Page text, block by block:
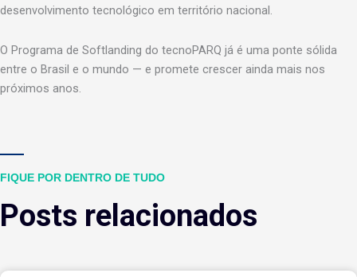
desenvolvimento tecnológico em território nacional.
O Programa de Softlanding do tecnoPARQ já é uma ponte sólida
entre o Brasil e o mundo — e promete crescer ainda mais nos
próximos anos.
FIQUE POR DENTRO DE TUDO
Posts relacionados